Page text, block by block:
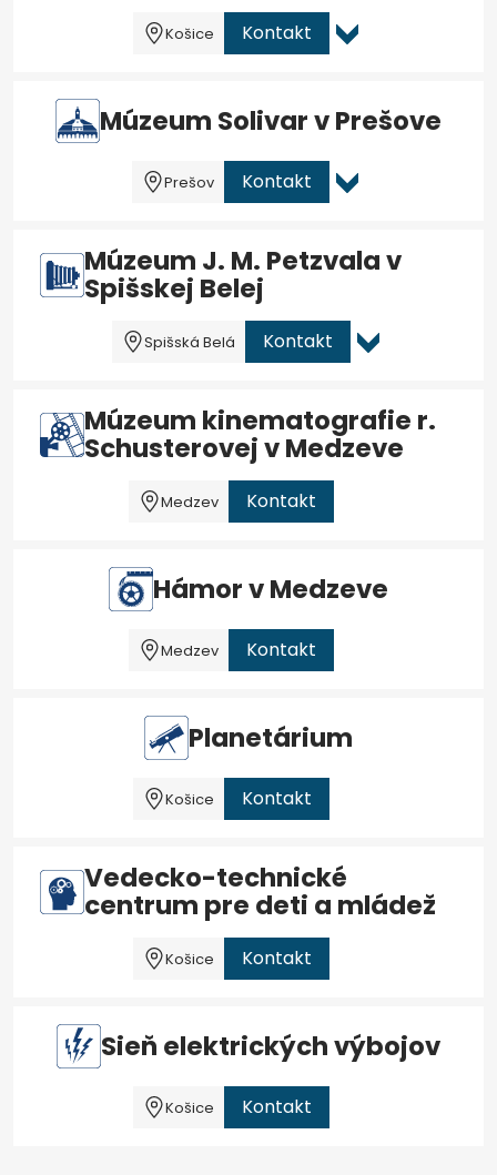
Košice Kontakt
Múzeum Solivar v Prešove
Prešov Kontakt
Múzeum J. M. Petzvala v
Spišskej Belej
Spišská Belá Kontakt
Múzeum kinematografie r.
Schusterovej v Medzeve
Medzev Kontakt
Hámor v Medzeve
Medzev Kontakt
Planetárium
Košice Kontakt
Vedecko-technické
centrum pre deti a mládež
Košice Kontakt
Sieň elektrických výbojov
Košice Kontakt